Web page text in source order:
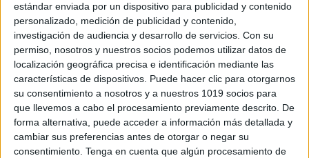
estándar enviada por un dispositivo para publicidad y contenido
personalizado, medición de publicidad y contenido,
investigación de audiencia y desarrollo de servicios. Con su
permiso, nosotros y nuestros socios podemos utilizar datos de
localización geográfica precisa e identificación mediante las
características de dispositivos. Puede hacer clic para otorgarnos
su consentimiento a nosotros y a nuestros 1019 socios para
que llevemos a cabo el procesamiento previamente descrito. De
forma alternativa, puede acceder a información más detallada y
cambiar sus preferencias antes de otorgar o negar su
consentimiento. Tenga en cuenta que algún procesamiento de
30 Expresiones en Inglés que te Harán
Sonar como un Nativo
Publicado el 13 junio, 2026
En muchas ocasiones, los estudiantes aprenden
expresiones básicas en inglés que son correctas, pero
que no siempre son las más naturales en
conversaciones reales. Este material educativo
presenta una comparación […]